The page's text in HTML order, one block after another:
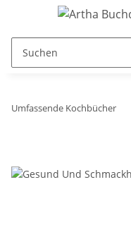
Umfassende Kochbücher